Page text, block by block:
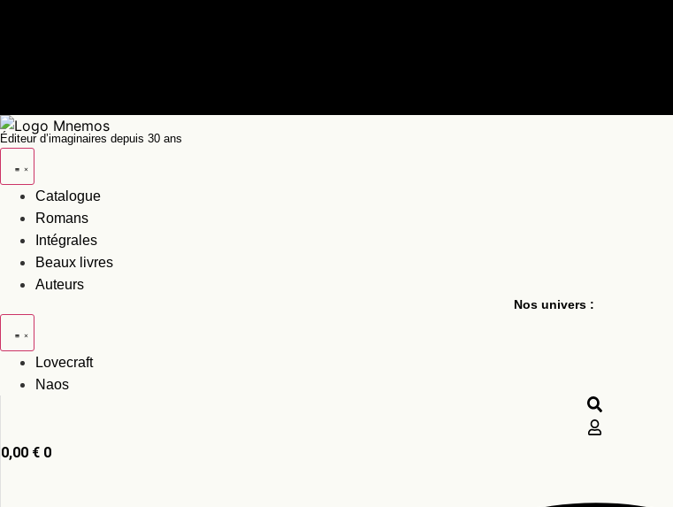
Éditeur d’imaginaires depuis 30 ans
Catalogue
Romans
Intégrales
Beaux livres
Auteurs
Nos univers :
Lovecraft
Naos
0,00 € 0